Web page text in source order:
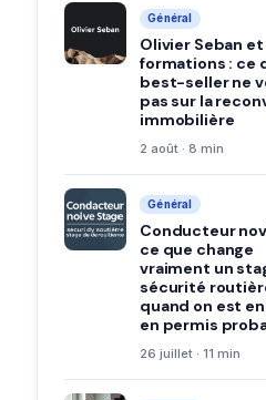
Général
Olivier Seban et
formations : ce
best-seller ne
pas sur la
immobilière
2 août · 8 min
Général
Conducteur
ce que change
vraiment un
sécurité
quand on est
en permis
26 juillet · 11 min